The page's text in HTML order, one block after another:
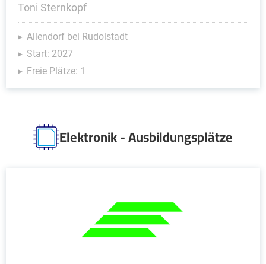
Toni Sternkopf
Allendorf bei Rudolstadt
Start: 2027
Freie Plätze: 1
Elektronik - Ausbildungsplätze